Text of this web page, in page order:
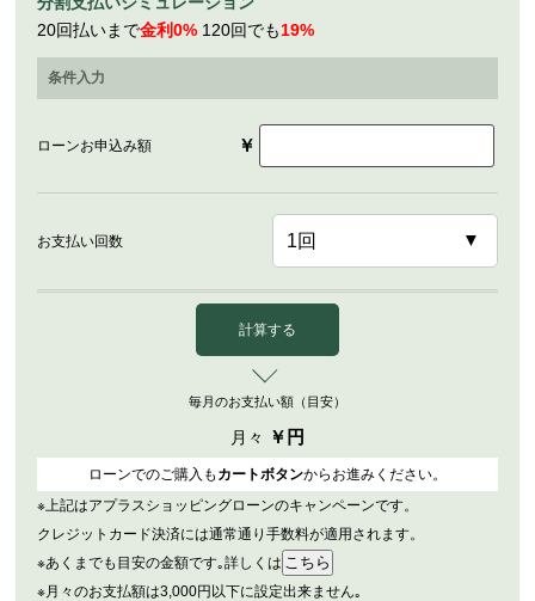
20回払いまで金利0% 120回でも19%
条件入力
ローンお申込み額 ￥
お支払い回数
計算する
毎月のお支払い額（目安）
月々 ￥ 円
ローンでのご購入も カートボタンからお進みください。
※上記はアプラスショッピングローンのキャンペーンです。
クレジットカード決済には通常通り手数料が適用されます。
※あくまでも目安の金額です｡詳しくは
※月々のお支払額は3,000円以下に設定出来ません｡